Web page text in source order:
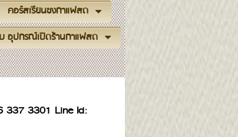
คอร์สเรียนชงกาแฟสด
อุปกรณ์เปิดร้านกาแฟสด
3301 Line Id: